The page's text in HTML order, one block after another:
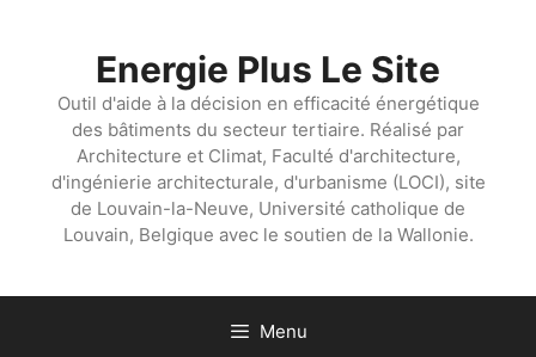
Energie Plus Le Site
Outil d'aide à la décision en efficacité énergétique
des bâtiments du secteur tertiaire. Réalisé par
Architecture et Climat, Faculté d'architecture,
d'ingénierie architecturale, d'urbanisme (LOCI), site
de Louvain-la-Neuve, Université catholique de
Louvain, Belgique avec le soutien de la Wallonie.
Menu